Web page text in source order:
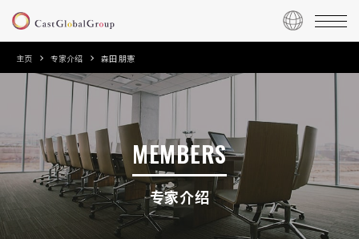
主页 专家介绍 森田 朋憲
MEMBERS
专家介绍